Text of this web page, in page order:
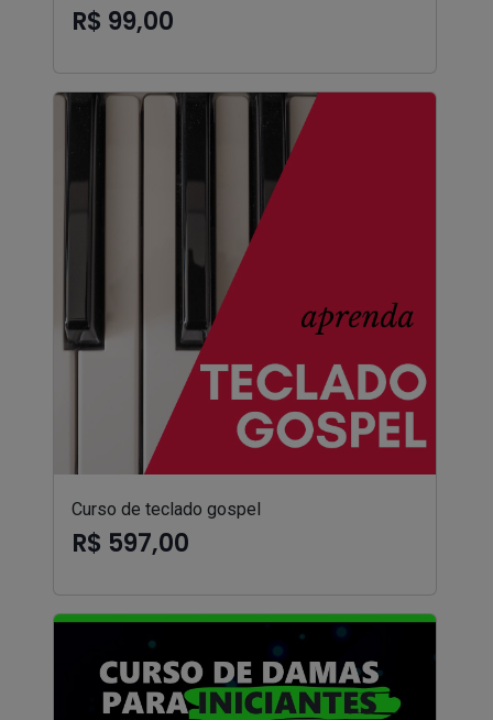
R$ 99,00
Curso de teclado gospel
R$ 597,00